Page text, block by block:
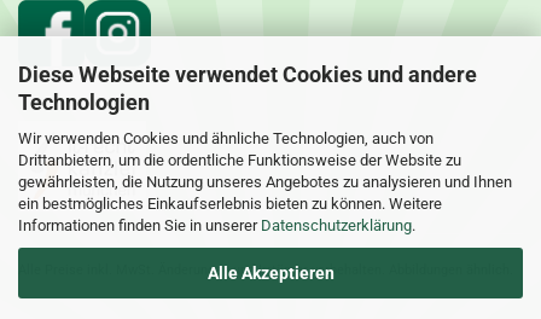
Diese Webseite verwendet Cookies und andere
Technologien
Wir verwenden Cookies und ähnliche Technologien, auch von
Drittanbietern, um die ordentliche Funktionsweise der Website zu
gewährleisten, die Nutzung unseres Angebotes zu analysieren und Ihnen
ein bestmögliches Einkaufserlebnis bieten zu können. Weitere
Informationen finden Sie in unserer Datenschutzerklärung.
Alle Akzeptieren
Alle Preise inkl. MwSt. Änderungen und Irrtümer vorbehalten. Abbildungen ähnlich.